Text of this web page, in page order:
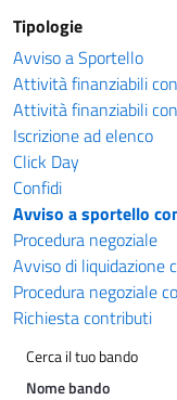
Tipologie
Avviso a Sportello
Attività finanziabili
Attività finanziabili
Iscrizione ad elenco
Click Day
Confidi
Avviso a sportello
Procedura negoziale
Avviso di liquidazione
Procedura negoziale
Richiesta contributi
Cerca il tuo bando
Nome bando